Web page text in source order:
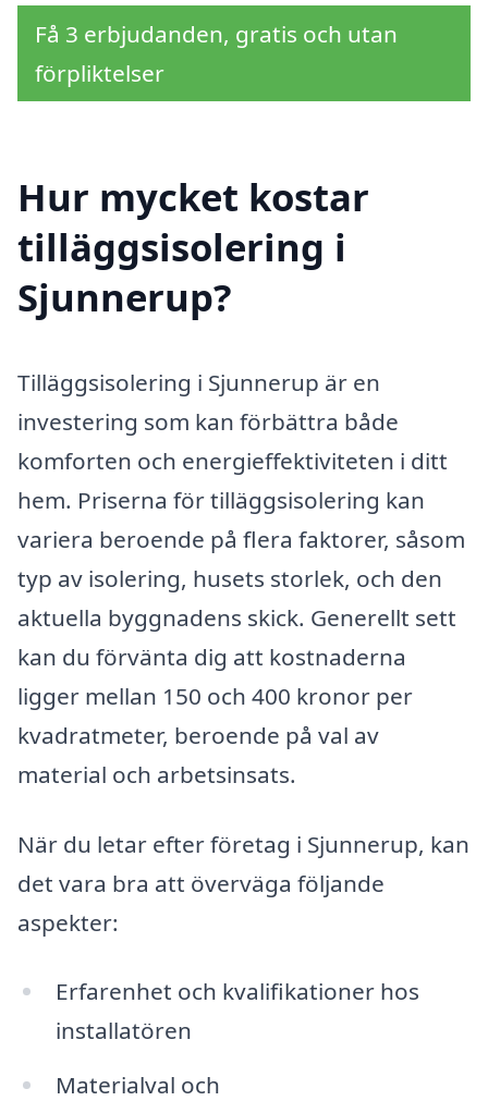
Få 3 erbjudanden, gratis och utan
förpliktelser
Hur mycket kostar
tilläggsisolering i
Sjunnerup?
Tilläggsisolering i Sjunnerup är en
investering som kan förbättra både
komforten och energieffektiviteten i ditt
hem. Priserna för tilläggsisolering kan
variera beroende på flera faktorer, såsom
typ av isolering, husets storlek, och den
aktuella byggnadens skick. Generellt sett
kan du förvänta dig att kostnaderna
ligger mellan 150 och 400 kronor per
kvadratmeter, beroende på val av
material och arbetsinsats.
När du letar efter företag i Sjunnerup, kan
det vara bra att överväga följande
aspekter:
Erfarenhet och kvalifikationer hos
installatören
Materialval och